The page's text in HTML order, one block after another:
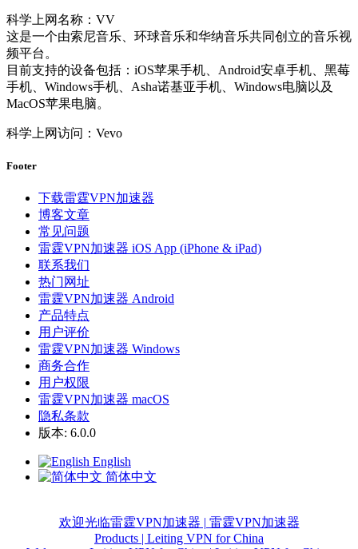
科学上网名称：VV
这是一个由索尼音乐、环球音乐和华纳音乐共同创立的音乐视
频平台。
目前支持的设备包括：iOS苹果手机、Android安卓手机、黑莓
手机、Windows手机、Asha诺基亚手机、Windows电脑以及
MacOS苹果电脑。
科学上网访问：Vevo
Footer
下载雷霆VPN加速器
博客文章
常见问题
雷霆VPN加速器 iOS App (iPhone & iPad)
联系我们
热门网址
雷霆VPN加速器 Android
产品特点
用户评价
雷霆VPN加速器 Windows
商务合作
用户权限
雷霆VPN加速器 macOS
隐私条款
版本: 6.0.0
English
简体中文
欢迎光临雷霆VPN加速器 | 雷霆VPN加速器
Products | Leiting VPN for China